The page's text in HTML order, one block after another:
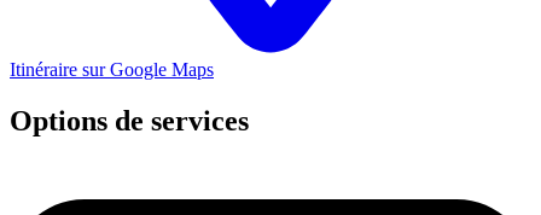
Itinéraire sur Google Maps
Options de services